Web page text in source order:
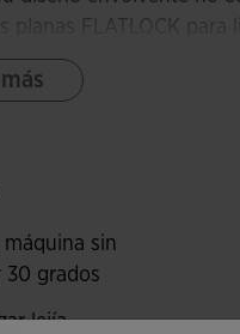
FLATLOCK para
personalizados
máquina sin
30 grados
lejía